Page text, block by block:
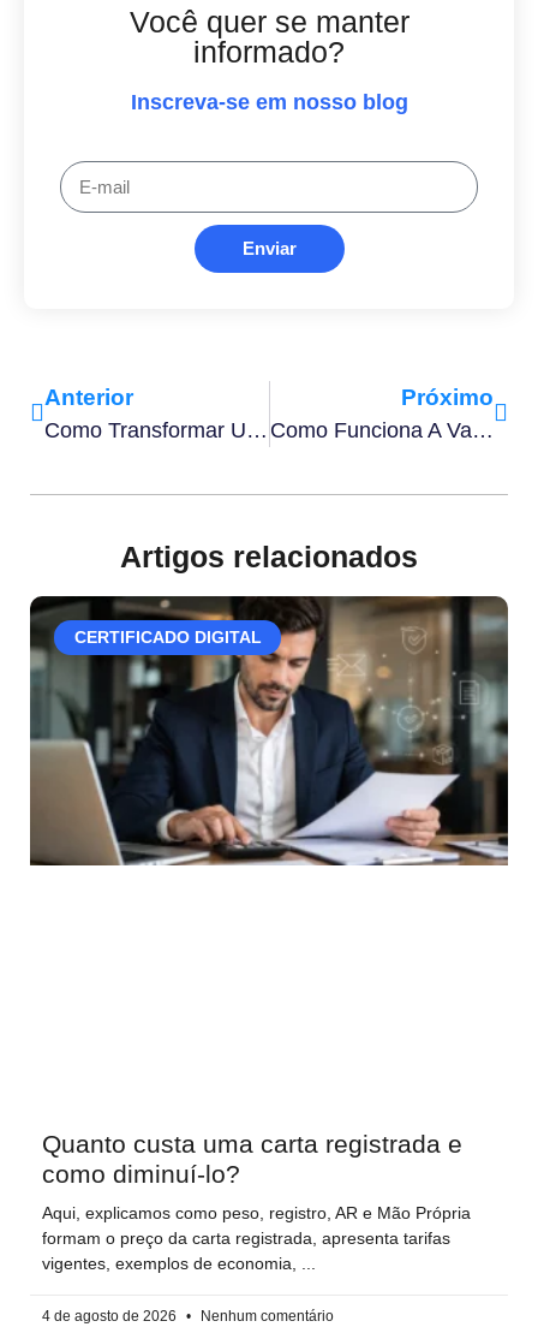
Você quer se manter
informado?
Inscreva-se em nosso blog
Enviar
Anterior
Como Transformar Uma Imagem Em Assinatura Digital?
Próximo
Como Funciona A Validade Jurídica Da Assinatura Eletrônica?
Artigos relacionados
CERTIFICADO DIGITAL
Quanto custa uma carta registrada e
como diminuí-lo?
Aqui, explicamos como peso, registro, AR e Mão Própria
formam o preço da carta registrada, apresenta tarifas
vigentes, exemplos de economia,
4 de agosto de 2026 Nenhum comentário